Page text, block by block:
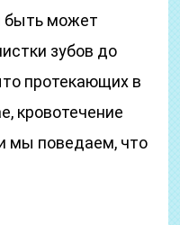
быть может
зубов до
протекающих в
кровотечение
мы поведаем, что